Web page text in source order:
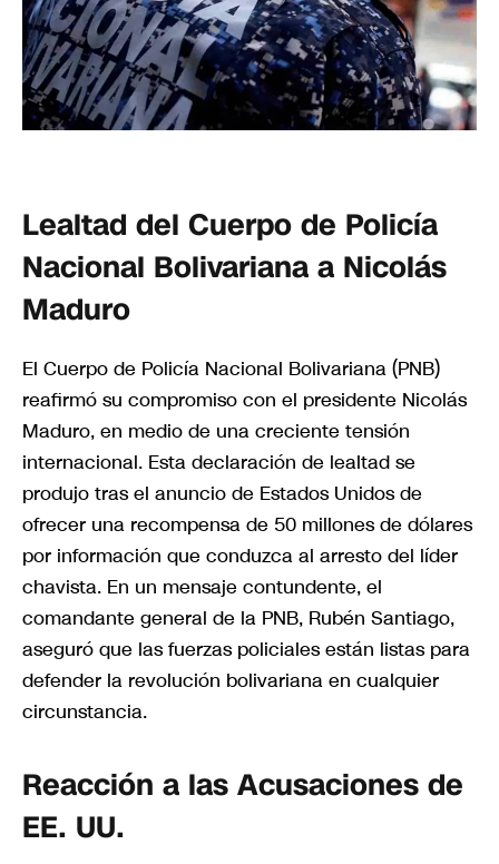
Lealtad del Cuerpo de Policía
Nacional Bolivariana a Nicolás
Maduro
El Cuerpo de Policía Nacional Bolivariana (PNB)
reafirmó su compromiso con el presidente Nicolás
Maduro, en medio de una creciente tensión
internacional. Esta declaración de lealtad se
produjo tras el anuncio de Estados Unidos de
ofrecer una recompensa de 50 millones de dólares
por información que conduzca al arresto del líder
chavista. En un mensaje contundente, el
comandante general de la PNB, Rubén Santiago,
aseguró que las fuerzas policiales están listas para
defender la revolución bolivariana en cualquier
circunstancia.
Reacción a las Acusaciones de
EE. UU.